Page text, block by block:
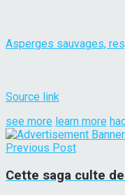
Asperges sauvages,
Source link
see more learn more
Previous Post
Cette saga culte